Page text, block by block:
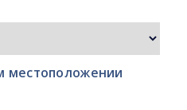
местоположении